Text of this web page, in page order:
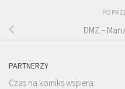
DMZ –
PARTNERZY
Czas na komiks wspiera: